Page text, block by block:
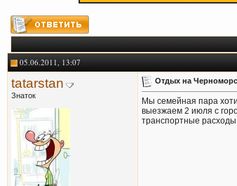
05.06.2011, 13:07
tatarstan
Знаток
Отдых на
Мы семейная пара
выезжаем 2 июля с
транспортные